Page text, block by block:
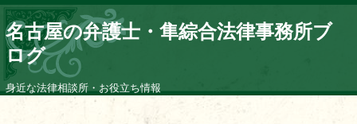
名古屋の弁護士・隼綜合法律事務所ブ
ログ
身近な法律相談所・お役立ち情報